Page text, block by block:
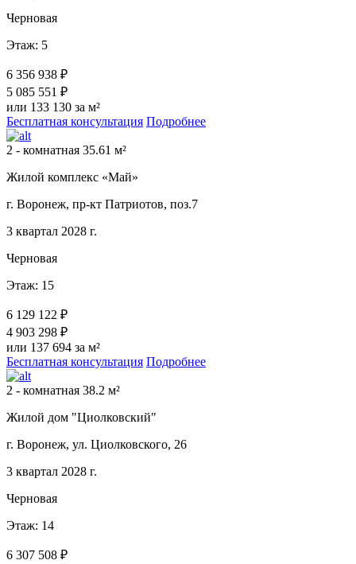
Черновая
Этаж: 5
6 356 938 ₽
5 085 551 ₽
или 133 130 за м²
Бесплатная консультация Подробнее
2 - комнатная 35.61 м²
Жилой комплекс «Май»
г. Воронеж, пр-кт Патриотов, поз.7
3 квартал 2028 г.
Черновая
Этаж: 15
6 129 122 ₽
4 903 298 ₽
или 137 694 за м²
Бесплатная консультация Подробнее
2 - комнатная 38.2 м²
Жилой дом "Циолковский"
г. Воронеж, ул. Циолковского, 26
3 квартал 2028 г.
Черновая
Этаж: 14
6 307 508 ₽